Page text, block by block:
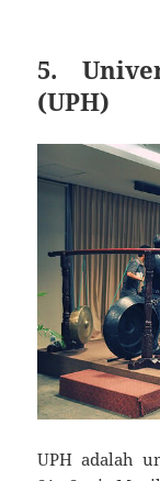
5.
(UPH)
UPH adalah